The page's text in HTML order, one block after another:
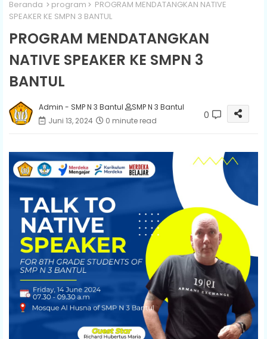
Beranda program
PROGRAM MENDATANGKAN NATIVE
SPEAKER KE SMPN 3 BANTUL
PROGRAM MENDATANGKAN
NATIVE SPEAKER KE SMPN 3
BANTUL
Admin - SMP N 3 Bantul
SMP N 3 Bantul
Juni 13, 2024
0 minute read 0